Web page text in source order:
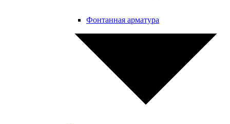
Фонтанная арматура